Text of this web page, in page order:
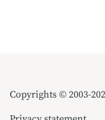
Copyrights © 2003-